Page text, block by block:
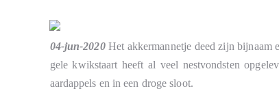
04-jun-2020 Het akkermannetje deed zijn bijnaam
gele kwikstaart heeft al veel nestvondsten
aardappels en in een droge sloot.